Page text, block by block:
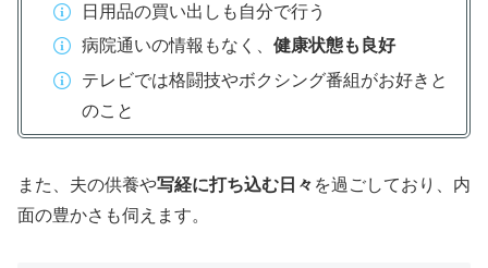
日用品の買い出しも自分で行う
病院通いの情報もなく、 健康状態も良好
テレビでは格闘技やボクシング番組がお好きと
のこと
また、夫の供養や写経に打ち込む日々 を過ごしており、内
面の豊かさも伺えます。